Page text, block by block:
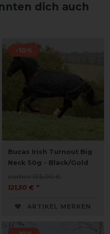
dich auch
-10%
Bucas Irish Turnout Big
Neck 50g - Black/Gold
vorher 135,00 €
121,50 € *
ARTIKEL MERKEN